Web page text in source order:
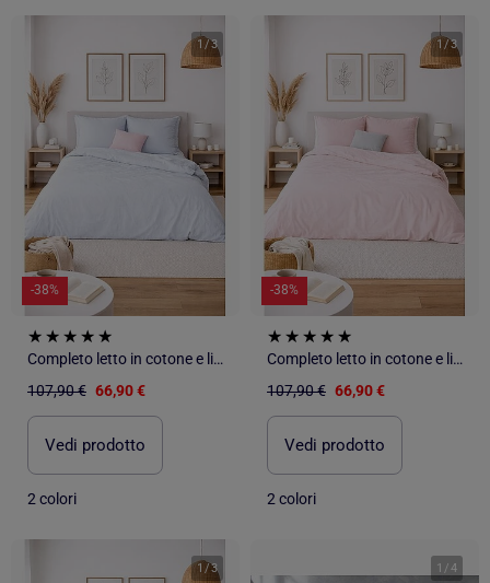
1 /3
-38%
Completo letto in cotone e lino lavato tinta unita
107,90 € 66,90 €
Vedi prodotto
2 colori
1 /3
-38%
Completo letto in cotone e lino lavato tinta unita
107,90 € 66,90 €
Vedi prodotto
2 colori
1 /3 1 /4